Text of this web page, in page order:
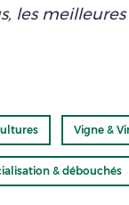
les
Vigne &
& débouchés